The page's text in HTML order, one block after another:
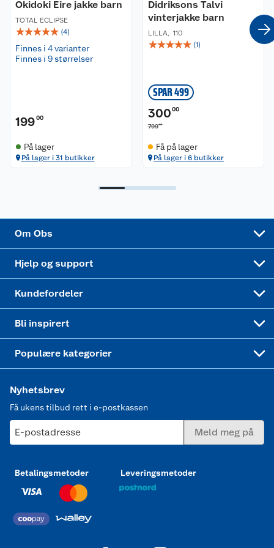
Bluesign®-godkjent hovedmateriale og fôr|Vann-
og smussavvisende finish BIONIC-FINISH®ECO
ingen PFAS brukt|Inneholder sertifiserte
resirkulerte fibre
Okidoki Eire jakke barn
TOTAL ECLIPSE
☆☆☆☆☆ (4)
Finnes i 4 varianter
Finnes i 9 størrelser
19900
På lager
På lager i 31 butikker
Didriksons Talvi
vinterjakke barn
LILLA, 110
☆☆☆☆☆ (1)
SPAR 499
300 00
79900
Få på lager
På lager i 6 butikker
Om Obs
Våre merkevarer
Coop kjeder
Hjelp og support
Ofte stilte spørsmål
Betalingsalternativer
Kjøpsvilkår
Kundefordeler
Klikk og hent
Bli inspirert
Festdrakter til hele familien
Populære kategorier
Hagemøbler og utemøbler
Nyhetsbrev
Få ukens tilbud rett i e-postkassen
E-postadresse Meld meg på
Betalingsmetoder Leveringsmetoder